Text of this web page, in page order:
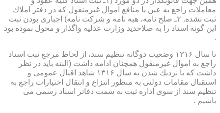
معاملات راجع به عین یا منافع اموال غیرمنقول كه در دفتر املاك
ثبت نشده. ۲ـ صلح نامه، هبه نامه و شركت نامه) اجباری بودن ثبت
این گونه اسناد را به صلاحدید وزارت عدلیه واگذار و محول نموده بود
.
تا سال ۱۳۱۶ وضعیت دوگانه تنظیم سند، از لحاظ مرجع ثبت اسناد
راجع به اموال غیرمنقول همچنان ادامه داشت (البته باید در نظر
داشت كه با نزدیك شدن به سال ۱۳۱۶ شاهد اقبال عمومی و
استقبال مقامات دولتی به منظور انتزاع و انتقال اختیارات راجع به
تنظیم سند از سوی اداره ثبت به سمت دفاتر اسناد رسمی می
باشیم .